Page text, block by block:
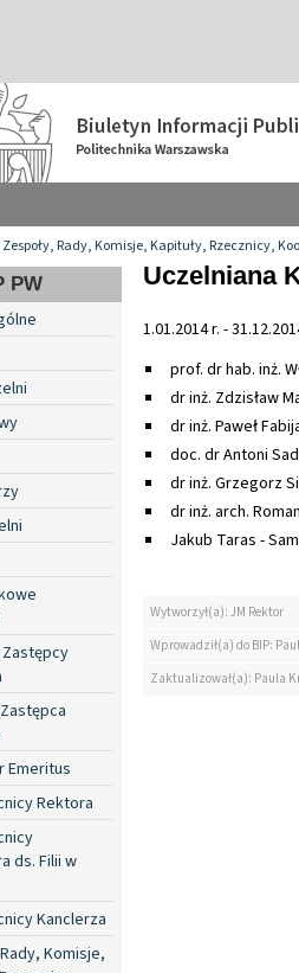
Zespoły, Rady, Komisje, Kapituły, Rzecznicy,
PW
Emeritus
Rektora
ds. Filii w
Kanclerza
Komisje,
Uczelniana
1.01.2014 r. -
prof. dr hab. inż.
dr inż. Zdzisław
dr inż. Paweł
doc. dr Antoni
dr inż. Grzegorz
dr inż. arch.
Jakub Taras -
Wytworzył(a): JM Rektor
Wprowadził(a) do BIP:
Zaktualizował(a): Paula